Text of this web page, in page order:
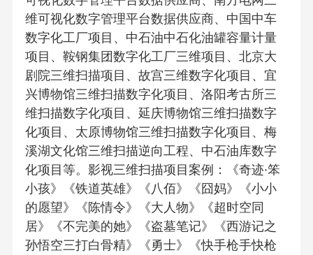
维可视化数字管理平台数据供应商、中国中车
数字化工厂项目、中石油中石化油罐容量计量
项目、鞍钢集团数字化工厂三维项目、北京大
剧院三维扫描项目、故宫三维数字化项目、宜
兴博物馆三维扫描数字化项目、洛阳考古所三
维扫描数字化项目、延庆博物馆三维扫描数字
化项目、太原博物馆三维扫描数字化项目、梅
溪湖文化馆三维扫描逆向工程、中石油库数字
化项目等。影视三维扫描项目案例：《奇迹·笨
小孩》《铁道英雄》《八佰》《囧妈》《小小
的愿望》《陈情令》《大人物》《超时空同
居》《不完美的她》《盗墓笔记》《西游记之
孙悟空三打白骨精》《勇士》《快手枪手快枪